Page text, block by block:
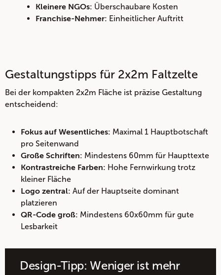
Kleinere NGOs: Überschaubare Kosten
Franchise-Nehmer: Einheitlicher Auftritt
Gestaltungstipps für 2x2m Faltzelte
Bei der kompakten 2x2m Fläche ist präzise Gestaltung
entscheidend:
Fokus auf Wesentliches: Maximal 1 Hauptbotschaft
pro Seitenwand
Große Schriften: Mindestens 60mm für Haupttexte
Kontrastreiche Farben: Hohe Fernwirkung trotz
kleiner Fläche
Logo zentral: Auf der Hauptseite dominant
platzieren
QR-Code groß: Mindestens 60x60mm für gute
Lesbarkeit
Design-Tipp: Weniger ist mehr